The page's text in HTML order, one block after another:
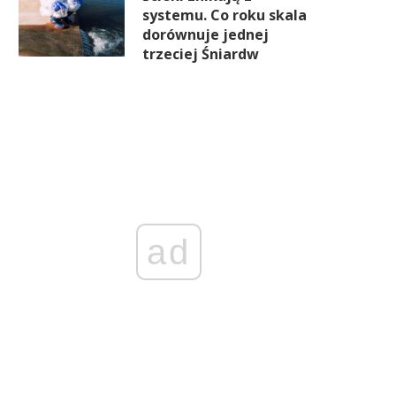
systemu. Co roku skala
dorównuje jednej
trzeciej Śniardw
ad